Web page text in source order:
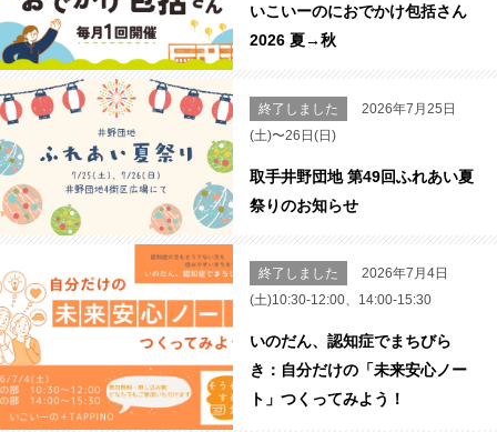
いこいーのにおでかけ包括さん
2026 夏→秋
終了しました
2026年7月25日
(土)〜26日(日)
取手井野団地 第49回ふれあい夏
祭りのお知らせ
終了しました
2026年7月4日
(土)10:30-12:00、14:00-15:30
いのだん、認知症でまちびら
き：自分だけの「未来安心ノー
ト」つくってみよう！